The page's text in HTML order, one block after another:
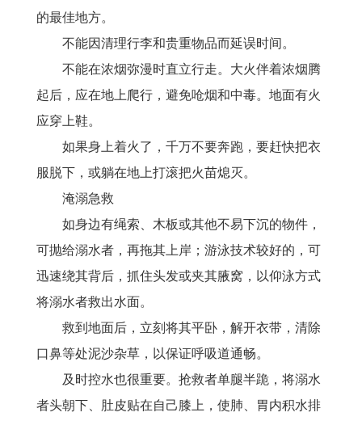
的最佳地方。
不能因清理行李和贵重物品而延误时间。
不能在浓烟弥漫时直立行走。大火伴着浓烟腾
起后，应在地上爬行，避免呛烟和中毒。地面有火
应穿上鞋。
如果身上着火了，千万不要奔跑，要赶快把衣
服脱下，或躺在地上打滚把火苗熄灭。
淹溺急救
如身边有绳索、木板或其他不易下沉的物件，
可抛给溺水者，再拖其上岸；游泳技术较好的，可
迅速绕其背后，抓住头发或夹其腋窝，以仰泳方式
将溺水者救出水面。
救到地面后，立刻将其平卧，解开衣带，清除
口鼻等处泥沙杂草，以保证呼吸道通畅。
及时控水也很重要。抢救者单腿半跪，将溺水
者头朝下、肚皮贴在自己膝上，使肺、胃内积水排